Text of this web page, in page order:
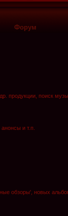
Форум
продукции, поиск
и т.п.
обзоры', новых